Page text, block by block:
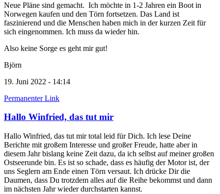
Neue Pläne sind gemacht. Ich möchte in 1-2 Jahren ein Boot in
Norwegen kaufen und den Törn fortsetzen. Das Land ist
faszinierend und die Menschen haben mich in der kurzen Zeit für
sich eingenommen. Ich muss da wieder hin.
Also keine Sorge es geht mir gut!
Björn
19. Juni 2022 - 14:14
Permanenter Link
Hallo Winfried, das tut mir
Hallo Winfried, das tut mir total leid für Dich. Ich lese Deine
Berichte mit großem Interesse und großer Freude, hatte aber in
diesem Jahr bislang keine Zeit dazu, da ich selbst auf meiner großen
Ostseerunde bin. Es ist so schade, dass es häufig der Motor ist, der
uns Seglern am Ende einen Törn versaut. Ich drücke Dir die
Daumen, dass Du trotzdem alles auf die Reihe bekommst und dann
im nächsten Jahr wieder durchstarten kannst.